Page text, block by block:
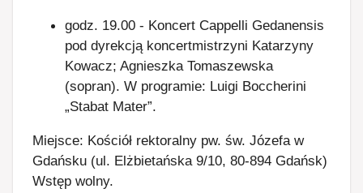
godz. 19.00 - Koncert Cappelli Gedanensis
pod dyrekcją koncertmistrzyni Katarzyny
Kowacz; Agnieszka Tomaszewska
(sopran). W programie: Luigi Boccherini
„Stabat Mater”.
Miejsce: Kościół rektoralny pw. św. Józefa w
Gdańsku (ul. Elżbietańska 9/10, 80-894 Gdańsk)
Wstęp wolny.